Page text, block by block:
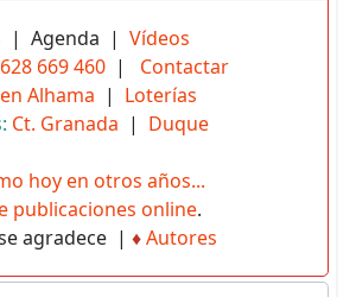
| Agenda | Vídeos
669 460 | Contactar
Alhama | Loterías
Ct. Granada | Duque
hoy en otros años...
publicaciones online.
agradece | ♦Autores